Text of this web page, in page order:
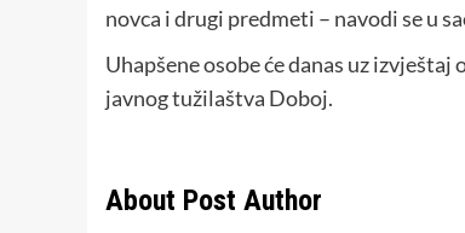
novca i drugi predmeti – navodi se u
Uhapšene osobe će danas uz
javnog tužilaštva Doboj.
About Post Author